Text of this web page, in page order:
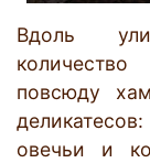
Вдоль
повсюду
овечьи и